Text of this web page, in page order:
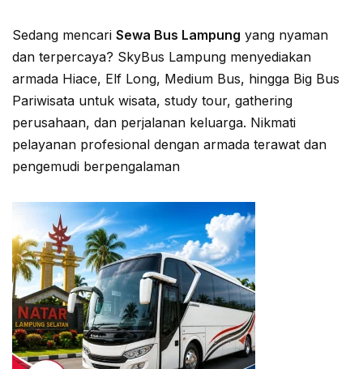
Sedang mencari Sewa Bus Lampung yang nyaman
dan terpercaya? SkyBus Lampung menyediakan
armada Hiace, Elf Long, Medium Bus, hingga Big Bus
Pariwisata untuk wisata, study tour, gathering
perusahaan, dan perjalanan keluarga. Nikmati
pelayanan profesional dengan armada terawat dan
pengemudi berpengalaman